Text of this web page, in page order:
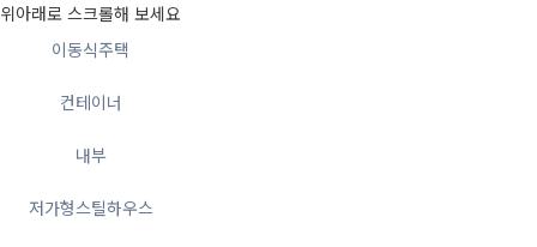
위아래로 스크롤해 보세요
이동식주택
컨테이너
내부
저가형스틸하우스